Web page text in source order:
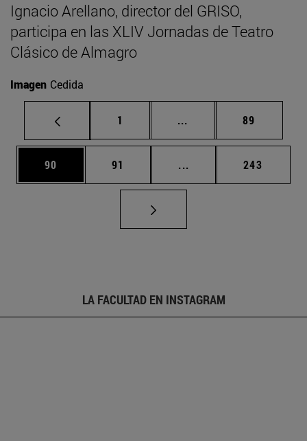
Ignacio Arellano, director del GRISO,
participa en las XLIV Jornadas de Teatro
Clásico de Almagro
Imagen Cedida
Página
1 ... Páginas intermedias
Página
89
Página
90 Página
91 ... Páginas intermedias
Página
243
LA FACULTAD EN INSTAGRAM